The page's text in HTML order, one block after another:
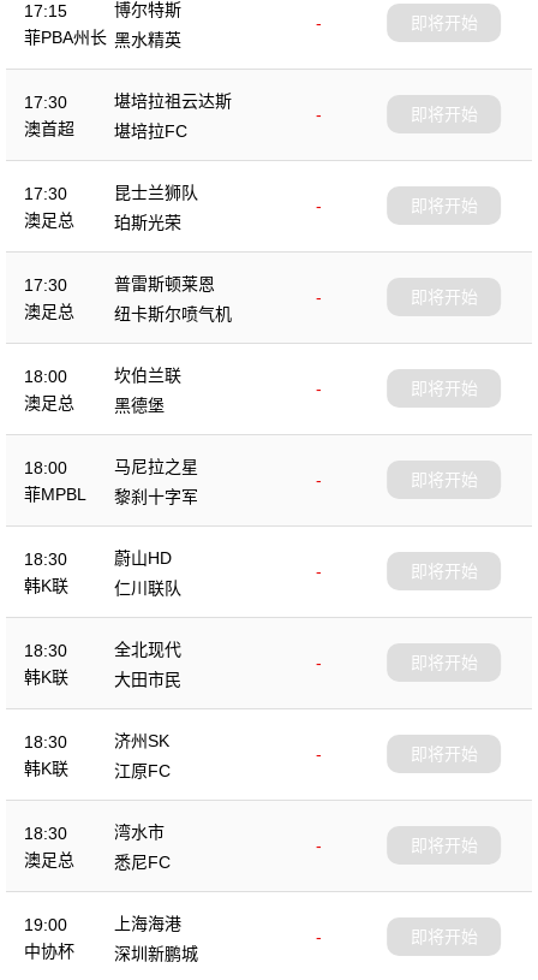
17:15
菲PBA州长
博尔特斯
-
黑水精英
即将开始
17:30
澳首超
堪培拉祖云达斯
-
堪培拉FC
即将开始
17:30
澳足总
昆士兰狮队
-
珀斯光荣
即将开始
17:30
澳足总
普雷斯顿莱恩
-
纽卡斯尔喷气机
即将开始
18:00
澳足总
坎伯兰联
-
黑德堡
即将开始
18:00
菲MPBL
马尼拉之星
-
黎刹十字军
即将开始
18:30
韩K联
蔚山HD
-
仁川联队
即将开始
18:30
韩K联
全北现代
-
大田市民
即将开始
18:30
韩K联
济州SK
-
江原FC
即将开始
18:30
澳足总
湾水市
-
悉尼FC
即将开始
19:00
中协杯
上海海港
-
深圳新鹏城
即将开始